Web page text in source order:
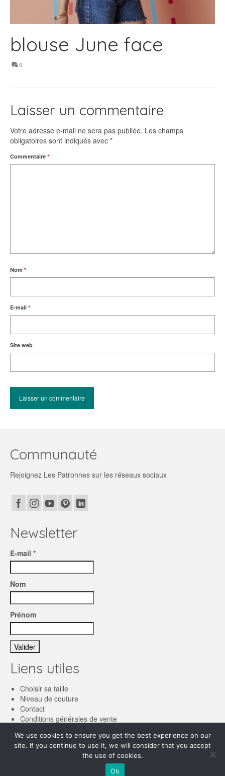
blouse June face
0
Laisser un commentaire
Votre adresse e-mail ne sera pas publiée. Les champs
obligatoires sont indiqués avec *
Commentaire *
Nom *
E-mail *
Site web
Communauté
Rejoignez Les Patronnes sur les réseaux sociaux
Newsletter
E-mail *
Nom
Prénom
Liens utiles
Choisir sa taille
Niveau de couture
Contact
Conditions générales de vente
We use cookies to ensure you get the best experience on our
site. If you continue to use it, we will consider that you accept
the use of cookies.
Ok